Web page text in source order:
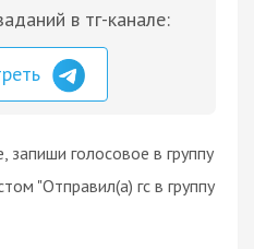
в тг-канале:
голосовое в группу
"Отправил(а) гс в группу